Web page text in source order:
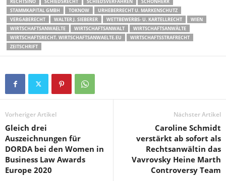
RECHTSINO
SCHIEDSRECHT SCHIEDSVERFAHREN
SCHÖNHERR
STAMMKAPITAL GMBH
TOKNOW
URHEBERRECHT U. MARKENSCHUTZ
VERGABERECHT
WALTER J. SIEBERER WETTBEWERBS- U. KARTELLRECHT
WIEN
WIRTSCHAFTSANWAELTE
WIRTSCHAFTSANWALT
WIRTSCHAFTSANWÄLTE
WIRTSCHAFTSRECHT. WIRTSCHAFTSANWAELTE.EU
WIRTSCHAFTSSTRAFRECHT
ZEITSCHRIFT
Vorheriger Artikel
Gleich drei
Auszeichnungen für
DORDA bei den Women in
Business Law Awards
Europe 2020
Nächster Artikel
Caroline Schmidt
verstärkt ab sofort als
Rechtsanwältin das
Vavrovsky Heine Marth
Controversy Team